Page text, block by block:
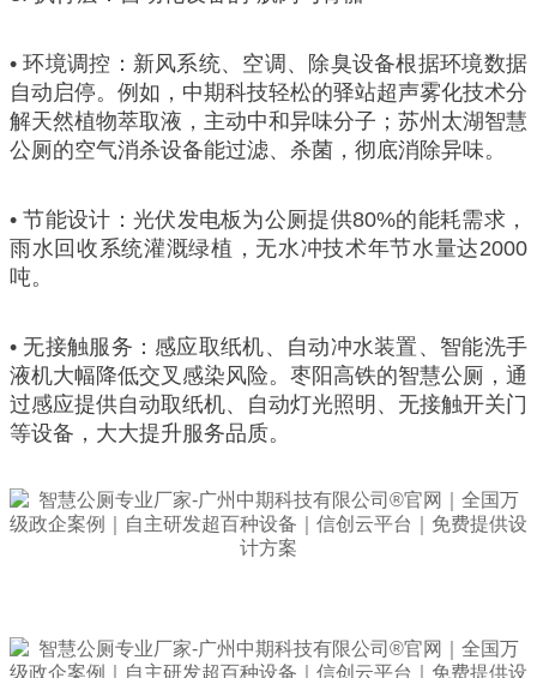
• 环境调控：新风系统、空调、除臭设备根据环境数据
自动启停。例如，中期科技轻松的驿站超声雾化技术分
解天然植物萃取液，主动中和异味分子；苏州太湖智慧
公厕的空气消杀设备能过滤、杀菌，彻底消除异味。
• 节能设计：光伏发电板为公厕提供80%的能耗需求，
雨水回收系统灌溉绿植，无水冲技术年节水量达2000
吨。
• 无接触服务：感应取纸机、自动冲水装置、智能洗手
液机大幅降低交叉感染风险。枣阳高铁的智慧公厕，通
过感应提供自动取纸机、自动灯光照明、无接触开关门
等设备，大大提升服务品质。